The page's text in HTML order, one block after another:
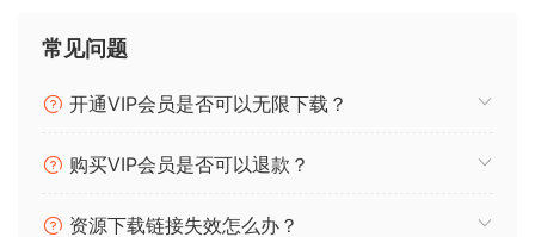
频处理工具。
Innovation Sounds · Progressive Trance Vol. 14 FL Studio
FL Studio Template. Product Info: Duration: 5:17 Audio
常见问题
开通VIP会员是否可以无限下载？
购买VIP会员是否可以退款？
资源下载链接失效怎么办？